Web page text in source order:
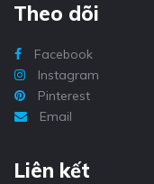
Theo dõi
Facebook
Instagram
Pinterest
Email
Liên kết